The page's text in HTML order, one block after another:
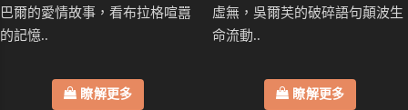
巴爾的愛情故事，看布拉格喧囂
的記憶..
瞭解更多
虛無，吳爾芙的破碎語句顛波生
命流動..
瞭解更多